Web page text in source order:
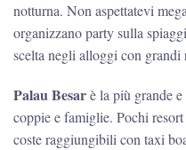
notturna. Non aspettatevi
organizzano party sulla
scelta negli alloggi con
Palau Besarè la più grande
coppie e famiglie. Pochi
coste raggiungibili con taxi